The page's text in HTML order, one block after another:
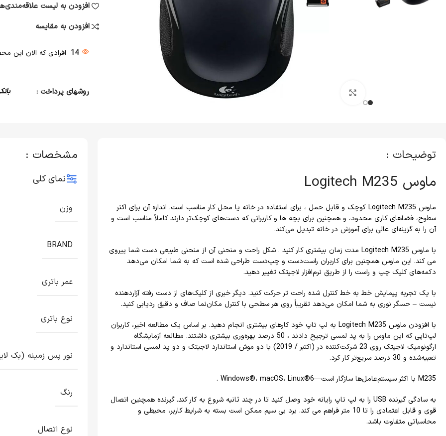
افزودن به لیست
افزودن به مقایسه
14 افرادی که الان این
روشهای پرداخت :
توضیحات :
ماوس Logitech M235
ماوس Logitech M235 کوچک و قابل حمل ، برای استفاده در خانه یا محل کار مناسب است. اندازه آن برای اکثر
سطوح، فضاهای کاری محدود، و همچنین برای بچه ها و کاربرانی که دست‌های کوچک‌تر دارند کاملاً مناسب است و
آن را به گزینه‌ای عالی برای آموزش در خانه تبدیل می‌کند.
با ماوس Logitech M235 مدت زمان بیشتری کار کنید . شکل راحت و منحنی آن از منحنی طبیعی دست شما پیروی
می کند. این ماوس همچنین برای کاربران راست‌دست و چپ‌دست طراحی شده است که به شما امکان می‌دهد
دکمه‌های کلیک چپ و راست را از طریق نرم‌افزار لاجیتک تغییر دهید.
با یک تجربه پیمایش خط به خط کنترل شده راحت تر حرکت کنید. دیگر خبری از کلیک‌های از دست رفته آزاردهنده
نیست – حسگر نوری به شما امکان می‌دهد تقریباً روی هر سطحی با کنترل مکان‌نما صاف و دقیق ردیابی کنید.
با افزودن ماوس Logitech M235 به لپ تاپ خود کارهای بیشتری انجام دهید. بر اساس یک مطالعه اخیر، کاربران
لپ‌تاپی که این ماوس را به پد لمسی ترجیح دادند ، 50 درصد بهره‌وری بیشتری داشتند. مطالعه آزمایشگاه
ارگونومیک لاجیتک روی 23 شرکت‌کننده در (اکتبر / 2019) با دو موش استاندارد لاجیتک و دو پد لمسی استاندارد و
تعبیه‌شده و 30 درصد سریع‌تر کار کرد.
M235 با اکثر سیستم‌عامل‌ها سازگار است—Windows®، macOS، Linux®6 .
به سادگی گیرنده USB را به لپ تاپ رایانه خود وصل کنید تا در چند ثانیه شروع به کار کند. گیرنده همچنین اتصال
قوی و قابل اعتمادی را تا 10 متر فراهم می کند. برد بی سیم ممکن است بسته به شرایط کاربر، محیطی و
محاسباتی متفاوت باشد.
مشخصات :
نمای کلی
وزن
BRAND
عمر باتری
نوع باتری
نور پس زمینه (بک
رنگ
نوع اتصال